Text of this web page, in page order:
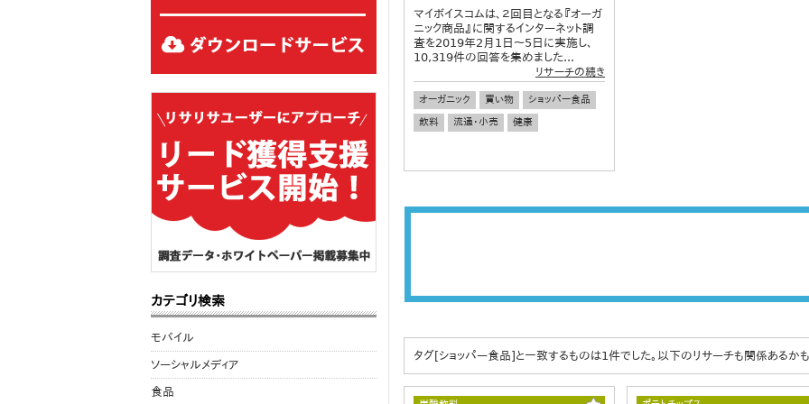
マイボイスコムは、２回目となる『オーガ
ニック商品』に関するインターネット調
査を2019年2月1日～5日に実施し、
10,319件の回答を集めました...
リサーチの続き
オーガニック 買い物
ショッパー食品
飲料
流通・小売 健康
タグ[ショッパー食品]と一致するものは1件でした。以下のリサーチも関係あるか
カテゴリ検索
モバイル
ソーシャルメディア
食品